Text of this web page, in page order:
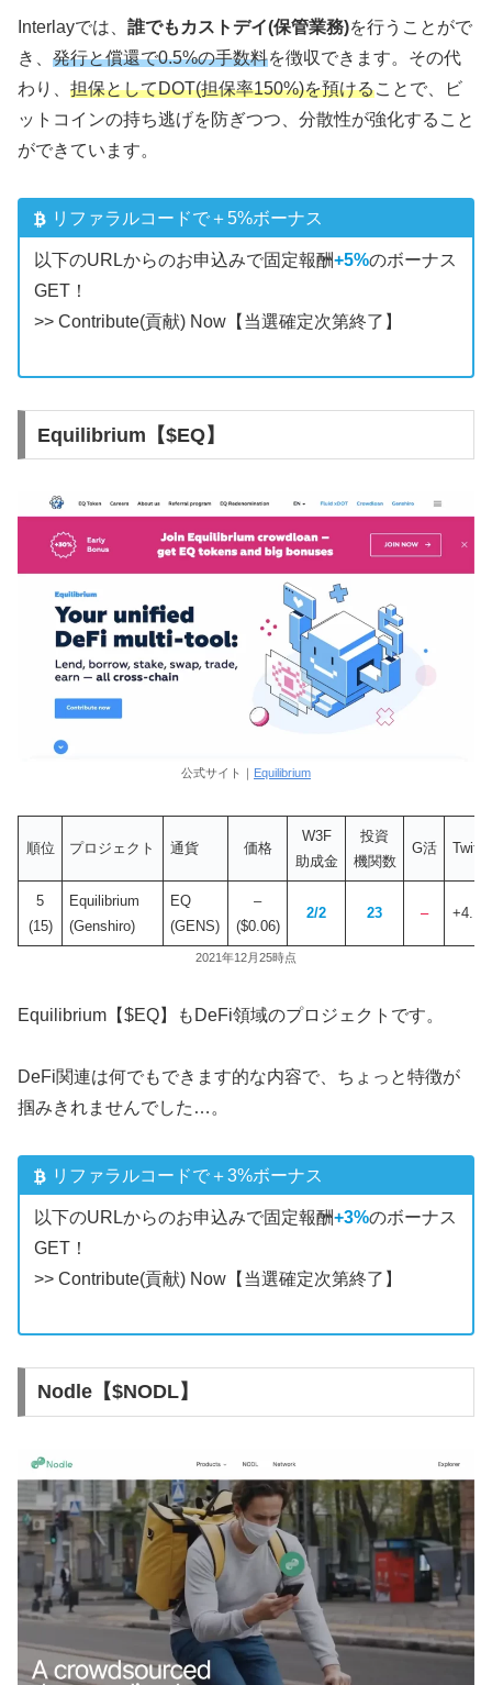
Interlayでは、 誰でもカストデイ(保管業務)を行うことがで
き、 発行と償還で0.5%の手数料を徴収できます。その代
わり、 担保としてDOT(担保率150%)を預けることで、ビ
ットコインの持ち逃げを防ぎつつ、分散性が強化すること
ができています。
リファラルコードで＋5%ボーナス
以下のURLからのお申込みで固定報酬+5%のボーナス
GET！
>> Contribute(貢献) Now【当選確定次第終了】
Equilibrium【$EQ】
公式サイト｜ Equilibrium
順位 プロジェクト 通貨 価格
W3F
助成金
投資
機関数
G活
5
(15)
Equilibrium
(Genshiro)
EQ
(GENS)
–
($0.06)
2/2 23 – +4.1
2021年12月25時点
Equilibrium【$EQ】もDeFi領域のプロジェクトです。
DeFi関連は何でもできます的な内容で、ちょっと特徴が
掴みきれませんでした…。
リファラルコードで＋3%ボーナス
以下のURLからのお申込みで固定報酬+3%のボーナス
GET！
>> Contribute(貢献) Now【当選確定次第終了】
Nodle【$NODL】